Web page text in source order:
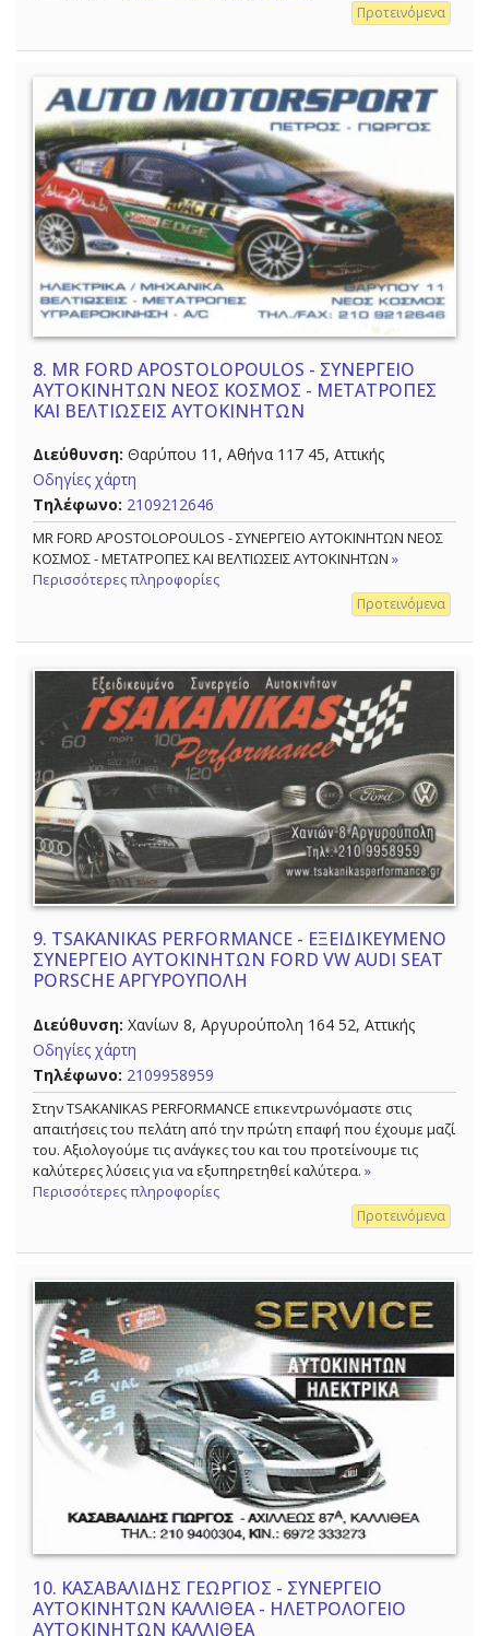
Προτεινόμενα
8. MR FORD APOSTOLOPOULOS - ΣΥΝΕΡΓΕΙΟ
ΑΥΤΟΚΙΝΗΤΩΝ ΝΕΟΣ ΚΟΣΜΟΣ - ΜΕΤΑΤΡΟΠΕΣ
ΚΑΙ ΒΕΛΤΙΩΣΕΙΣ ΑΥΤΟΚΙΝΗΤΩΝ
Διεύθυνση: Θαρύπου 11, Αθήνα 117 45, Αττικής
Οδηγίες χάρτη
Τηλέφωνο: 2109212646
MR FORD APOSTOLOPOULOS - ΣΥΝΕΡΓΕΙΟ ΑΥΤΟΚΙΝΗΤΩΝ ΝΕΟΣ
ΚΟΣΜΟΣ - ΜΕΤΑΤΡΟΠΕΣ ΚΑΙ ΒΕΛΤΙΩΣΕΙΣ ΑΥΤΟΚΙΝΗΤΩΝ »
Περισσότερες πληροφορίες
Προτεινόμενα
9. TSAKANIKAS PERFORMANCE - ΕΞΕΙΔΙΚΕΥΜΕΝΟ
ΣΥΝΕΡΓΕΙΟ ΑΥΤΟΚΙΝΗΤΩΝ FORD VW AUDI SEAT
PORSCHE ΑΡΓΥΡΟΥΠΟΛΗ
Διεύθυνση: Χανίων 8, Αργυρούπολη 164 52, Αττικής
Οδηγίες χάρτη
Τηλέφωνο: 2109958959
Στην ΤSAKANIKAS PERFORMANCE επικεντρωνόμαστε στις
απαιτήσεις του πελάτη από την πρώτη επαφή που έχουμε μαζί
του. Αξιολογούμε τις ανάγκες του και του προτείνουμε τις
καλύτερες λύσεις για να εξυπηρετηθεί καλύτερα. »
Περισσότερες πληροφορίες
Προτεινόμενα
10. ΚΑΣΑΒΑΛΙΔΗΣ ΓΕΩΡΓΙΟΣ - ΣΥΝΕΡΓΕΙΟ
ΑΥΤΟΚΙΝΗΤΩΝ ΚΑΛΛΙΘΕΑ - ΗΛΕΤΡΟΛΟΓΕΙΟ
ΑΥΤΟΚΙΝΗΤΩΝ ΚΑΛΛΙΘΕΑ